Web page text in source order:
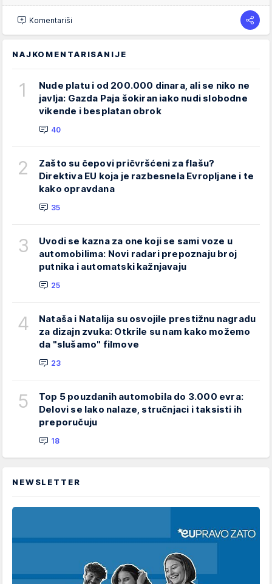
Komentariši
NAJKOMENTARISANIJE
1
Nude platu i od 200.000 dinara, ali se niko ne
javlja: Gazda Paja šokiran iako nudi slobodne
vikende i besplatan obrok
40
2
Zašto su čepovi pričvršćeni za flašu?
Direktiva EU koja je razbesnela Evropljane i te
kako opravdana
35
3
Uvodi se kazna za one koji se sami voze u
automobilima: Novi radari prepoznaju broj
putnika i automatski kažnjavaju
25
4
Nataša i Natalija su osvojile prestižnu nagradu
za dizajn zvuka: Otkrile su nam kako možemo
da "slušamo" filmove
23
5
Top 5 pouzdanih automobila do 3.000 evra:
Delovi se lako nalaze, stručnjaci i taksisti ih
preporučuju
18
NEWSLETTER